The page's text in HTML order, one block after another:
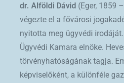
dr. Alföldi Dávid (Eger, 1859
végezte el a fővárosi
nyitotta meg ügyvédi
Ügyvédi Kamara elnöke.
törvényhatóságának tagja.
képviselőként, a különféle